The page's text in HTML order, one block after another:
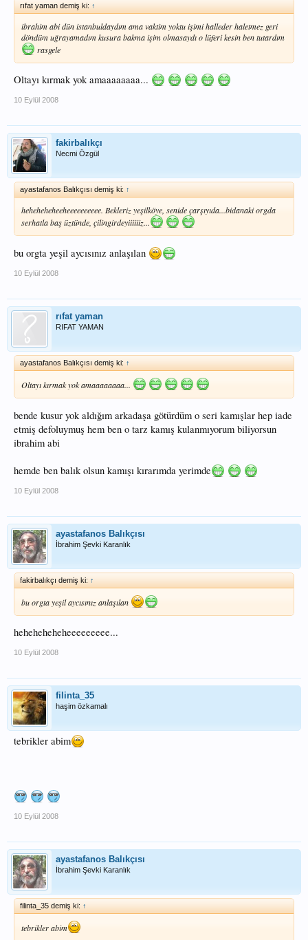
rıfat yaman demiş ki: ↑
ibrahim abi dün istanbuldaydım ama vaktim yoktu işimi halleder haletmez geri
döndüm uğrayamadım kusura bakma işim olmasaydı o lüferi kesin ben tutardım
rasgele
Oltayı kırmak yok amaaaaaaaa...
10 Eylül 2008
fakirbalıkçı
Necmi Özgül
ayastafanos Balıkçısı demiş ki: ↑
heheheheheeheeeeeeeeee. Bekleriz yeşilköye, senide çarşıyıda...bidanaki orgda
serhatla baş üztünde, çilingirdeyiiiiiiz...
bu orgta yeşil aycısınız anlaşılan
10 Eylül 2008
rıfat yaman
RIFAT YAMAN
ayastafanos Balıkçısı demiş ki: ↑
Oltayı kırmak yok amaaaaaaaa...
bende kusur yok aldığım arkadaşa götürdüm o seri kamışlar hep iade
etmiş defoluymuş hem ben o tarz kamış kulanmıyorum biliyorsun
ibrahim abi
hemde ben balık olsun kamışı kırarımda yerimde
10 Eylül 2008
ayastafanos Balıkçısı
İbrahim Şevki Karanlık
fakirbalıkçı demiş ki: ↑
bu orgta yeşil aycısınız anlaşılan
heheheheheheeeeeeeee...
10 Eylül 2008
filinta_35
haşim özkamalı
tebrikler abim
10 Eylül 2008
ayastafanos Balıkçısı
İbrahim Şevki Karanlık
filinta_35 demiş ki: ↑
tebrikler abim